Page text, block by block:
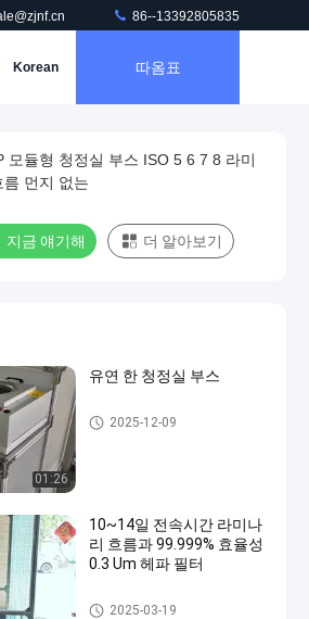
86--13392805835
Korean 따옴표
모듈형 청정실 부스 ISO 5 6 7 8 라미
름 먼지 없는
지금 얘기해 더 알아보기
01:26
유연 한 청정실 부스
청정실 부스
2025-12-09
10~14일 전속시간 라미나
리 흐름과 99.999% 효율성
0.3 Um 헤파 필터
청정실 부스
2025-03-19